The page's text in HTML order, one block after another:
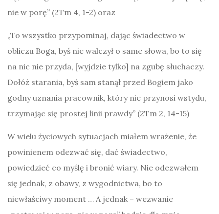
nie w porę” (2Tm 4, 1-2) oraz
„To wszystko przypominaj, dając świadectwo w
obliczu Boga, byś nie walczył o same słowa, bo to się
na nic nie przyda, [wyjdzie tylko] na zgubę słuchaczy.
Dołóż starania, byś sam stanął przed Bogiem jako
godny uznania pracownik, który nie przynosi wstydu,
trzymając się prostej linii prawdy” (2Tm 2, 14-15)
W wielu życiowych sytuacjach miałem wrażenie, że
powinienem odezwać się, dać świadectwo,
powiedzieć co myślę i bronić wiary. Nie odezwałem
się jednak, z obawy, z wygodnictwa, bo to
niewłaściwy moment … A jednak – wezwanie